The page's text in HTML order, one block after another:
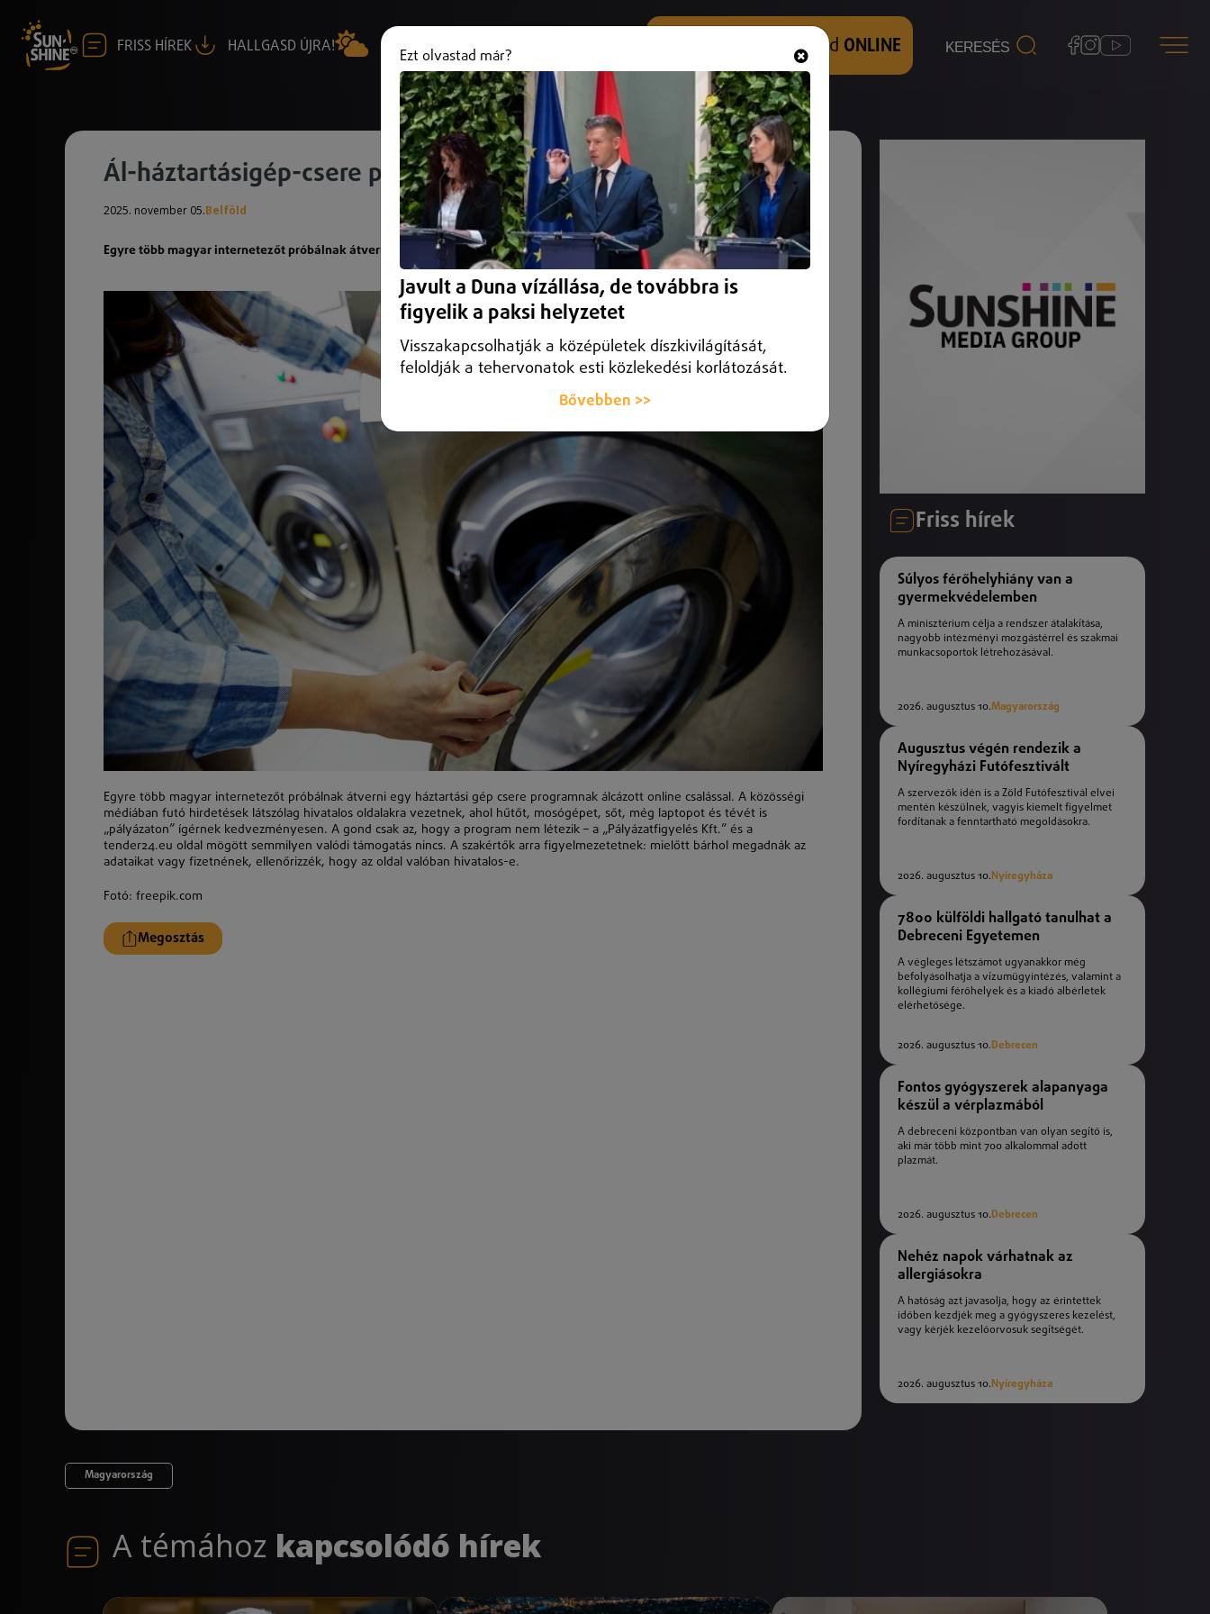
FRISS HÍREK HALLGASD ÚJRA! +36 (20) 316 3000 Hallgasd és nézd ONLINE
Ál-háztartásigép-csere program
2025. november 05.Belföld
Egyre több magyar internetezőt próbálnak átverni egy háztartási gép csere programnak álcázott online csalással.
Egyre több magyar internetezőt próbálnak átverni egy háztartási gép csere programnak álcázott online csalással. A közösségi
médiában futó hirdetések látszólag hivatalos oldalakra vezetnek, ahol hűtőt, mosógépet, sőt, még laptopot és tévét is
„pályázaton” ígérnek kedvezményesen. A gond csak az, hogy a program nem létezik – a „Pályázatfigyelés Kft.” és a
tender24.eu oldal mögött semmilyen valódi támogatás nincs. A szakértők arra figyelmezetetnek: mielőtt bárhol megadnák az
adataikat vagy fizetnének, ellenőrizzék, hogy az oldal valóban hivatalos-e.
Fotó: freepik.com
Megosztás
Friss hírek
Súlyos férőhelyhiány van a
gyermekvédelemben
A minisztérium célja a rendszer átalakítása,
nagyobb intézményi mozgástérrel és szakmai
munkacsoportok létrehozásával.
2026. augusztus 10.Magyarország
Augusztus végén rendezik a
Nyíregyházi Futófesztivált
A szervezők idén is a Zöld Futófesztivál elvei
mentén készülnek, vagyis kiemelt figyelmet
fordítanak a fenntartható megoldásokra.
2026. augusztus 10. Nyíregyháza
7800 külföldi hallgató tanulhat a
Debreceni Egyetemen
A végleges létszámot ugyanakkor még
befolyásolhatja a vízumügyintézés, valamint a
kollégiumi férőhelyek és a kiadó albérletek
elérhetősége.
2026. augusztus 10.Debrecen
Fontos gyógyszerek alapanyaga
készül a vérplazmából
A debreceni központban van olyan segítő is,
aki már több mint 700 alkalommal adott
plazmát.
2026. augusztus 10.Debrecen
Nehéz napok várhatnak az
allergiásokra
A hatóság azt javasolja, hogy az érintettek
időben kezdjék meg a gyógyszeres kezelést,
vagy kérjék kezelőorvosuk segítségét.
2026. augusztus 10. Nyíregyháza
Magyarország
A témához kapcsolódó hírek
Ezt olvastad már?
Javult a Duna vízállása, de továbbra is
figyelik a paksi helyzetet
Visszakapcsolhatják a középületek díszkivilágítását,
feloldják a tehervonatok esti közlekedési korlátozását.
Bővebben >>